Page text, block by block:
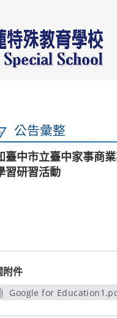
公告彙整
臺中市立臺中家事商
習研習活動
附件
Google for